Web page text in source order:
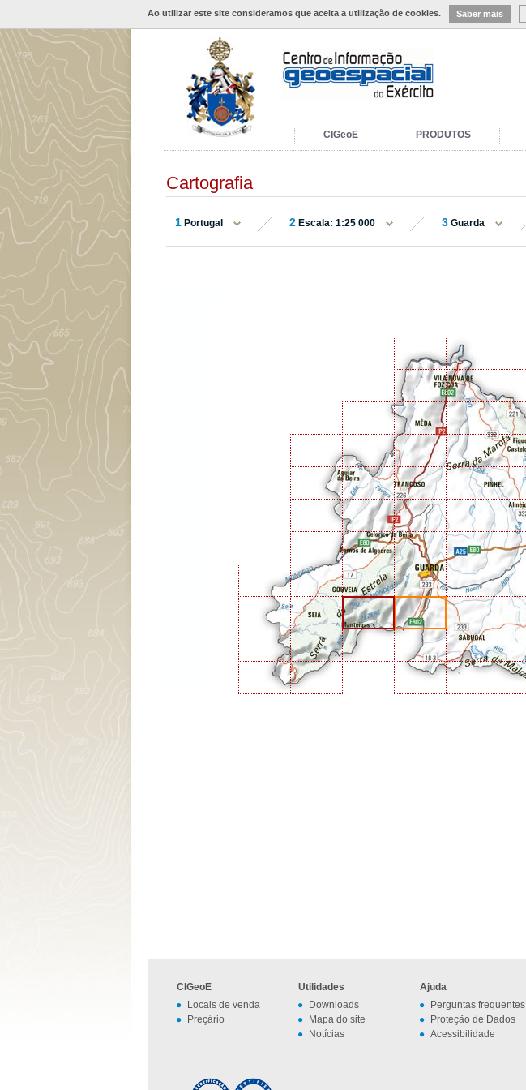
Ao utilizar este site consideramos que aceita a utilização de cookies. Saber mais
CIGeoE PRODUTOS
Cartografia
1 Portugal 2 Escala: 1:25 000 3 Guarda
CIGeoE
Locais de venda
Preçário
Utilidades
Downloads
Mapa do site
Notícias
Ajuda
Perguntas frequentes
Proteção de Dados
Acessibilidade